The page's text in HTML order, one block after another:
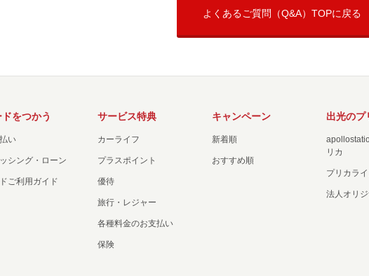
よくあるご質問（Q&A）TOPに戻る
をつかう
い
シング・ローン
ご利用ガイド
サービス特典
カーライフ
プラスポイント
優待
旅行・レジャー
各種料金のお支払い
保険
キャンペーン
新着順
おすすめ順
出光のプ
リカ
プリカラ
法人オリ